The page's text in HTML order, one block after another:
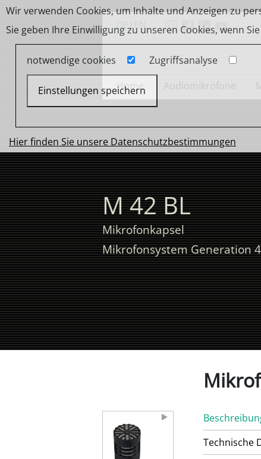
Wir verwenden Cookies, um Inhalte und Anzeigen zu
Sie geben Ihre Einwilligung zu unseren Cookies, wenn
notwendige cookies Zugriffsanalyse
Einstellungen speichern
Hier finden Sie unsere Datenschutzbestimmungen
DE|EN
Home Audiomikrofone
M 42 BL
Mikrofonkapsel
Mikrofonsystem Generation 4
Technische